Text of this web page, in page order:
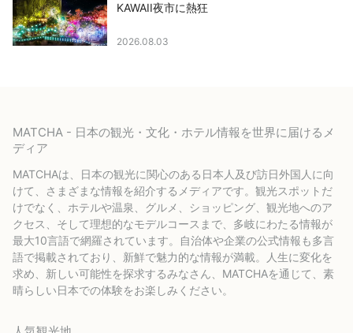
KAWAII夜市に熱狂
2026.08.03
MATCHA - 日本の観光・文化・ホテル情報を世界に届けるメ
ディア
MATCHAは、日本の観光に関心のある日本人及び訪日外国人に向
けて、さまざまな情報を紹介するメディアです。観光スポットだ
けでなく、ホテルや温泉、グルメ、ショッピング、観光地へのア
クセス、そして理想的なモデルコースまで、多岐にわたる情報が
最大10言語で網羅されています。自治体や企業の公式情報も多言
語で掲載されており、新鮮で魅力的な情報が満載。人生に変化を
求め、新しい可能性を探求するみなさん、MATCHAを通じて、素
晴らしい日本での体験をお楽しみください。